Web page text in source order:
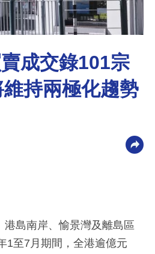
成交錄101宗
持兩極化趨勢
島南岸、愉景灣及離島區
1至7月期間，全港逾億元